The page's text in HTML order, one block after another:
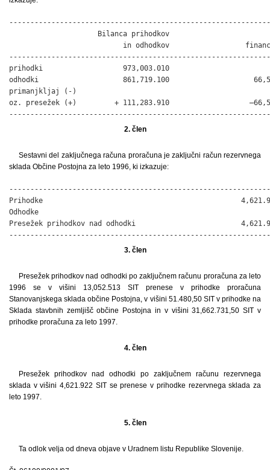
Bilanca prihodkov
in odhodkov
prihodki                   973,003.010
odhodki                    861,719.100
primanjkljaj (-)
oz. presežek (+)         + 111,283.910
2. člen
Sestavni del zaključnega računa proračuna je zaključni račun rezervnega
sklada Občine Postojna za leto 1996, ki izkazuje:
Prihodke
Odhodke
Presežek prihodkov nad odhodki
3. člen
Presežek prihodkov nad odhodki po zaključnem računu proračuna za leto
1996 se v višini 13,052.513 SIT prenese v prihodke proračuna
Stanovanjskega sklada občine Postojna, v višini 51.480,50 SIT v prihodke na
Sklada stavbnih zemljišč občine Postojna in v višini 31,662.731,50 SIT v
prihodke proračuna za leto 1997.
4. člen
Presežek prihodkov nad odhodki po zaključnem računu rezervnega
sklada v višini 4,621.922 SIT se prenese v prihodke rezervnega sklada za
leto 1997.
5. člen
Ta odlok velja od dneva objave v Uradnem listu Republike Slovenije.